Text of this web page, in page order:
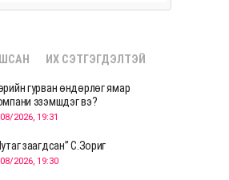
ИХ СЭТГЭГДЭЛТЭЙ
гурван өндөрлөг ямар
эзэмшдэг вэ?
2026, 19:31
заагдсан” С.Зориг
2026, 19:30